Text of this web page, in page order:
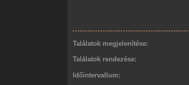
Találatok megjelenítése:
Találatok rendezése:
Időintervallum: